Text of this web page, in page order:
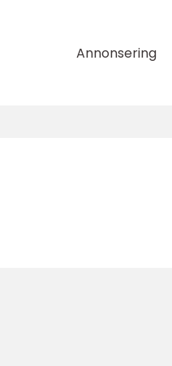
Annonsering